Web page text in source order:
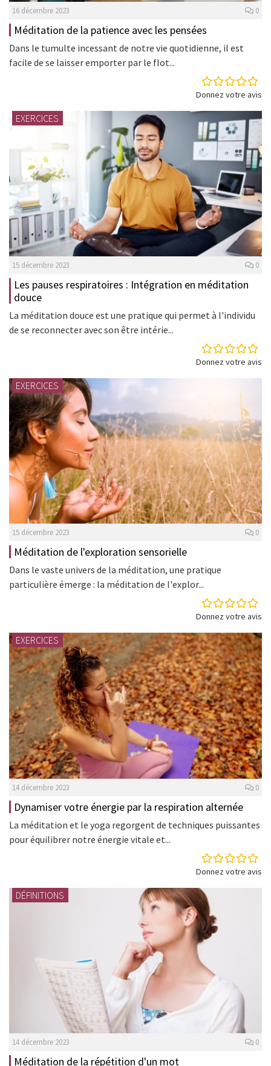
16 décembre 2023 0
Méditation de la patience avec les pensées
Dans le tumulte incessant de notre vie quotidienne, il est
facile de se laisser emporter par le flot...
Donnez votre avis
EXERCICES
15 décembre 2023 0
Les pauses respiratoires : Intégration en méditation
douce
La méditation douce est une pratique qui permet à l'individu
de se reconnecter avec son être intérie...
Donnez votre avis
EXERCICES
15 décembre 2023 0
Méditation de l'exploration sensorielle
Dans le vaste univers de la méditation, une pratique
particulière émerge : la méditation de l'explor...
Donnez votre avis
EXERCICES
14 décembre 2023 0
Dynamiser votre énergie par la respiration alternée
La méditation et le yoga regorgent de techniques puissantes
pour équilibrer notre énergie vitale et...
Donnez votre avis
DÉFINITIONS
14 décembre 2023 0
Méditation de la répétition d'un mot